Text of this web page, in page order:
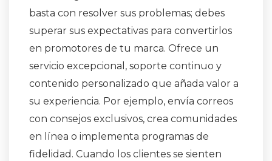
basta con resolver sus problemas; debes
superar sus expectativas para convertirlos
en promotores de tu marca. Ofrece un
servicio excepcional, soporte continuo y
contenido personalizado que añada valor a
su experiencia. Por ejemplo, envía correos
con consejos exclusivos, crea comunidades
en línea o implementa programas de
fidelidad. Cuando los clientes se sienten